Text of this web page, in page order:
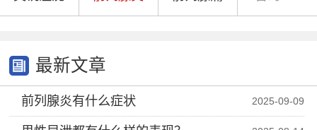
最新文章
前列腺炎有什么症状 2025-09-09